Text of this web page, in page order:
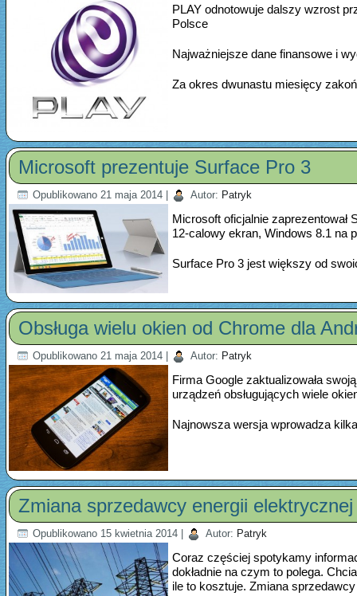
PLAY odnotowuje dalszy wzrost
Polsce
Najważniejsze dane finansowe i
Za okres dwunastu miesięcy
Microsoft prezentuje Surface Pro 3
Opublikowano 21 maja 2014 Autor: Patryk
Microsoft oficjalnie zaprezentował
12-calowy ekran, Windows 8.1 na
Surface Pro 3 jest większy od
Obsługa wielu okien od Chrome dla
Opublikowano 21 maja 2014 Autor: Patryk
Firma Google zaktualizowała
urządzeń obsługujących wiele
Najnowsza wersja wprowadza
Zmiana sprzedawcy energii
Opublikowano 15 kwietnia 2014 Autor: Patryk
Coraz częściej spotykamy
dokładnie na czym to polega.
ile to kosztuje. Zmiana